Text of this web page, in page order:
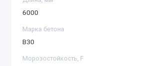
6000
Марка бетона
В30
Морозостойкость, F